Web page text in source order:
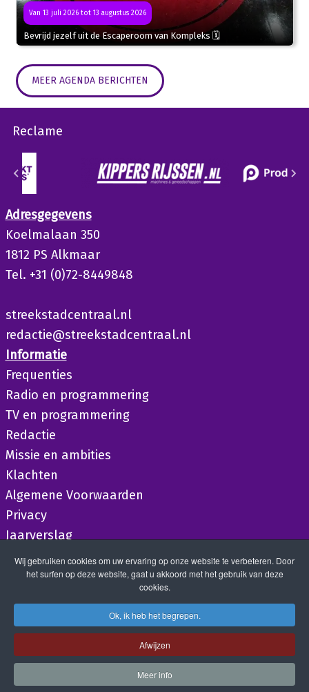
Van 13 juli 2026 tot 13 augustus 2026
Bevrijd jezelf uit de Escaperoom van Kompleks 🗓
MEER AGENDA BERICHTEN
Reclame
Adresgegevens
Koelmalaan 350
1812 PS Alkmaar
Tel. +31 (0)72-8449848
streekstadcentraal.nl
redactie@streekstadcentraal.nl
Informatie
Frequenties
Radio en programmering
TV en programmering
Redactie
Missie en ambities
Klachten
Algemene Voorwaarden
Privacy
Jaarverslag
Wij gebruiken cookies om uw ervaring op onze website te verbeteren. Door
het surfen op deze website, gaat u akkoord met het gebruik van deze
cookies.
Ok, ik heb het begrepen.
Afwijzen
Meer info